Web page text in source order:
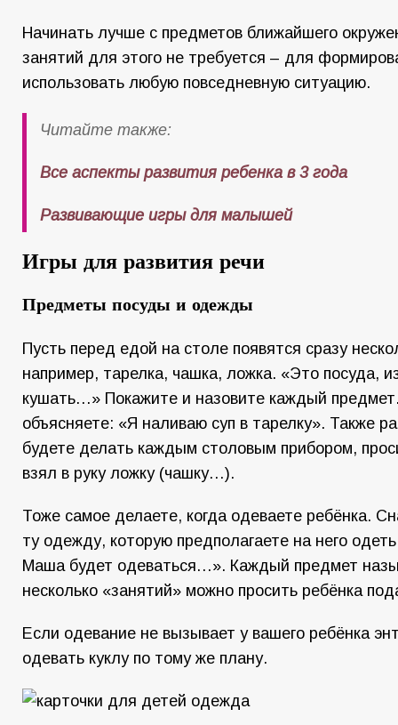
Начинать лучше с предметов ближайшего
занятий для этого не требуется – для
использовать любую повседневную ситуацию.
Читайте также:
Все аспекты развития ребенка в 3 года
Развивающие игры для малышей
Игры для развития речи
Предметы посуды и одежды
Пусть перед едой на столе появятся сразу
например, тарелка, чашка, ложка. «Это посуда,
кушать…» Покажите и назовите каждый
объясняете: «Я наливаю суп в тарелку». Также
будете делать каждым столовым прибором,
взял в руку ложку (чашку…).
Тоже самое делаете, когда одеваете ребёнка.
ту одежду, которую предполагаете на него
Маша будет одеваться…». Каждый предмет
несколько «занятий» можно просить ребёнка
Если одевание не вызывает у вашего ребёнка
одевать куклу по тому же плану.